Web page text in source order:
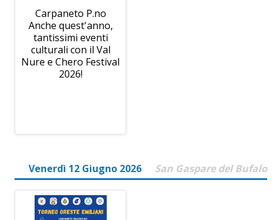
Carpaneto P.no
Anche quest'anno,
tantissimi eventi
culturali con il Val
Nure e Chero Festival
2026!
Venerdì 12 Giugno 2026 San Gaspare del Bufalo